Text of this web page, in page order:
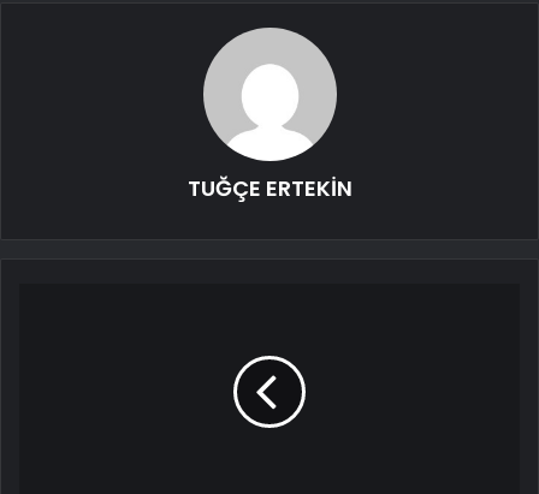
TUĞÇE ERTEKİN